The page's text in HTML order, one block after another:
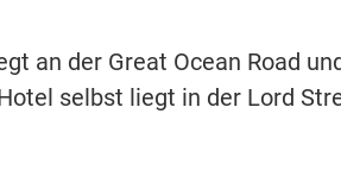
an der Great Ocean Road
selbst liegt in der Lord